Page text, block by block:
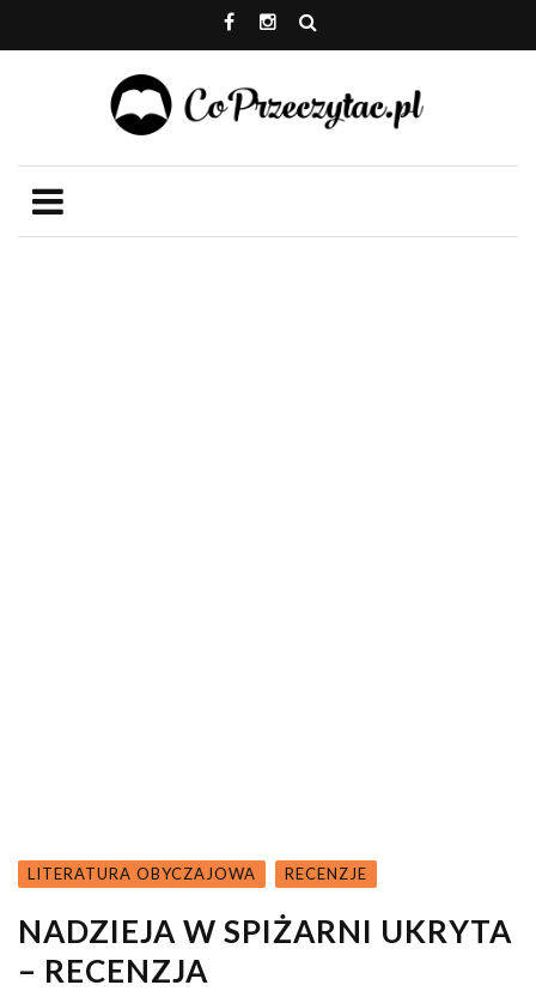
LITERATURA OBYCZAJOWA RECENZJE
NADZIEJA W SPIŻARNI UKRYTA
– RECENZJA